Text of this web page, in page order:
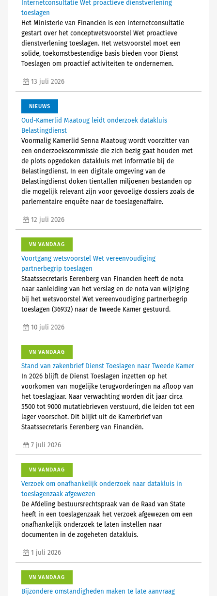
Internetconsultatie Wet proactieve dienstverlening
toeslagen
Het Ministerie van Financiën is een internetconsultatie
gestart over het conceptwetsvoorstel Wet proactieve
dienstverlening toeslagen. Het wetsvoorstel moet een
solide, toekomstbestendige basis bieden voor Dienst
Toeslagen om proactief activiteiten te ondernemen.
13 juli 2026
NIEUWS
Oud-Kamerlid Maatoug leidt onderzoek datakluis
Belastingdienst
Voormalig Kamerlid Senna Maatoug wordt voorzitter van
een onderzoekscommissie die zich bezig gaat houden met
de plots opgedoken datakluis met informatie bij de
Belastingdienst. In een digitale omgeving van de
Belastingdienst doken tientallen miljoenen bestanden op
die mogelijk relevant zijn voor gevoelige dossiers zoals de
parlementaire enquête naar de toeslagenaffaire.
12 juli 2026
VN VANDAAG
Voortgang wetsvoorstel Wet vereenvoudiging
partnerbegrip toeslagen
Staatssecretaris Eerenberg van Financiën heeft de nota
naar aanleiding van het verslag en de nota van wijziging
bij het wetsvoorstel Wet vereenvoudiging partnerbegrip
toeslagen (36932) naar de Tweede Kamer gestuurd.
10 juli 2026
VN VANDAAG
Stand van zakenbrief Dienst Toeslagen naar Tweede Kamer
In 2026 blijft de Dienst Toeslagen inzetten op het
voorkomen van mogelijke terugvorderingen na afloop van
het toeslagjaar. Naar verwachting worden dit jaar circa
5500 tot 9000 mutatiebrieven verstuurd, die leiden tot een
lager voorschot. Dit blijkt uit de Kamerbrief van
Staatssecretaris Eerenberg van Financiën.
7 juli 2026
VN VANDAAG
Verzoek om onafhankelijk onderzoek naar datakluis in
toeslagenzaak afgewezen
De Afdeling bestuursrechtspraak van de Raad van State
heeft in een toeslagenzaak het verzoek afgewezen om een
onafhankelijk onderzoek te laten instellen naar
documenten in de zogeheten datakluis.
1 juli 2026
VN VANDAAG
Bijzondere omstandigheden maken te late aanvraag